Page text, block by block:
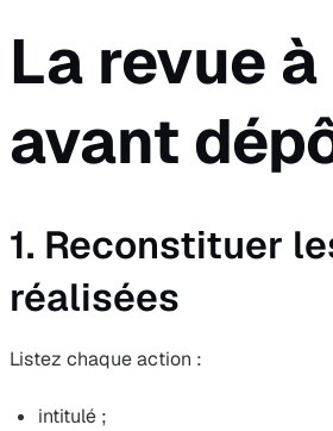
La revue
avant
1. Reconstituer
réalisées
Listez chaque action :
intitulé ;